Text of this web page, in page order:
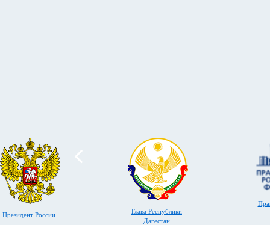
Президент России
Глава Республики
Дагестан